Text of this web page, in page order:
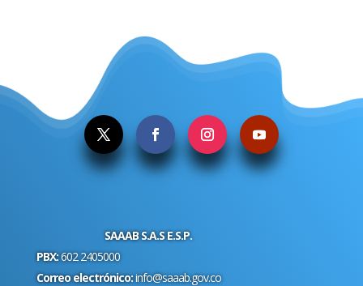
SAAAB S.A.S E.S.P.
PBX:602 2405000
Correo electrónico:info@saaab.gov.co